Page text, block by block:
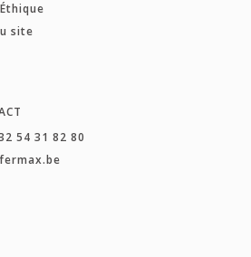
site
54 31 82 80